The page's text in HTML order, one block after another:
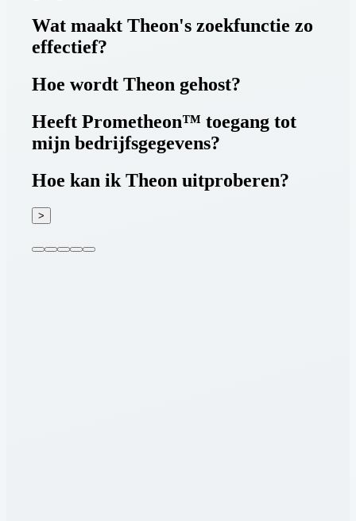
Wat maakt Theon's zoekfunctie zo
effectief?
Hoe wordt Theon gehost?
Heeft Prometheon™ toegang tot
mijn bedrijfsgegevens?
Hoe kan ik Theon uitproberen?
>